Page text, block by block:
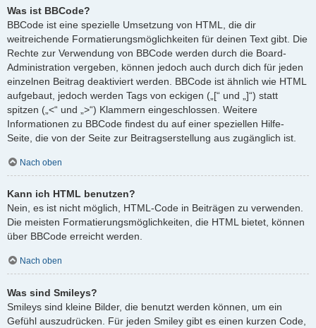
Was ist BBCode?
BBCode ist eine spezielle Umsetzung von HTML, die dir
weitreichende Formatierungsmöglichkeiten für deinen Text gibt. Die
Rechte zur Verwendung von BBCode werden durch die Board-
Administration vergeben, können jedoch auch durch dich für jeden
einzelnen Beitrag deaktiviert werden. BBCode ist ähnlich wie HTML
aufgebaut, jedoch werden Tags von eckigen („[“ und „]“) statt
spitzen („<“ und „>“) Klammern eingeschlossen. Weitere
Informationen zu BBCode findest du auf einer speziellen Hilfe-
Seite, die von der Seite zur Beitragserstellung aus zugänglich ist.
Nach oben
Kann ich HTML benutzen?
Nein, es ist nicht möglich, HTML-Code in Beiträgen zu verwenden.
Die meisten Formatierungsmöglichkeiten, die HTML bietet, können
über BBCode erreicht werden.
Nach oben
Was sind Smileys?
Smileys sind kleine Bilder, die benutzt werden können, um ein
Gefühl auszudrücken. Für jeden Smiley gibt es einen kurzen Code,